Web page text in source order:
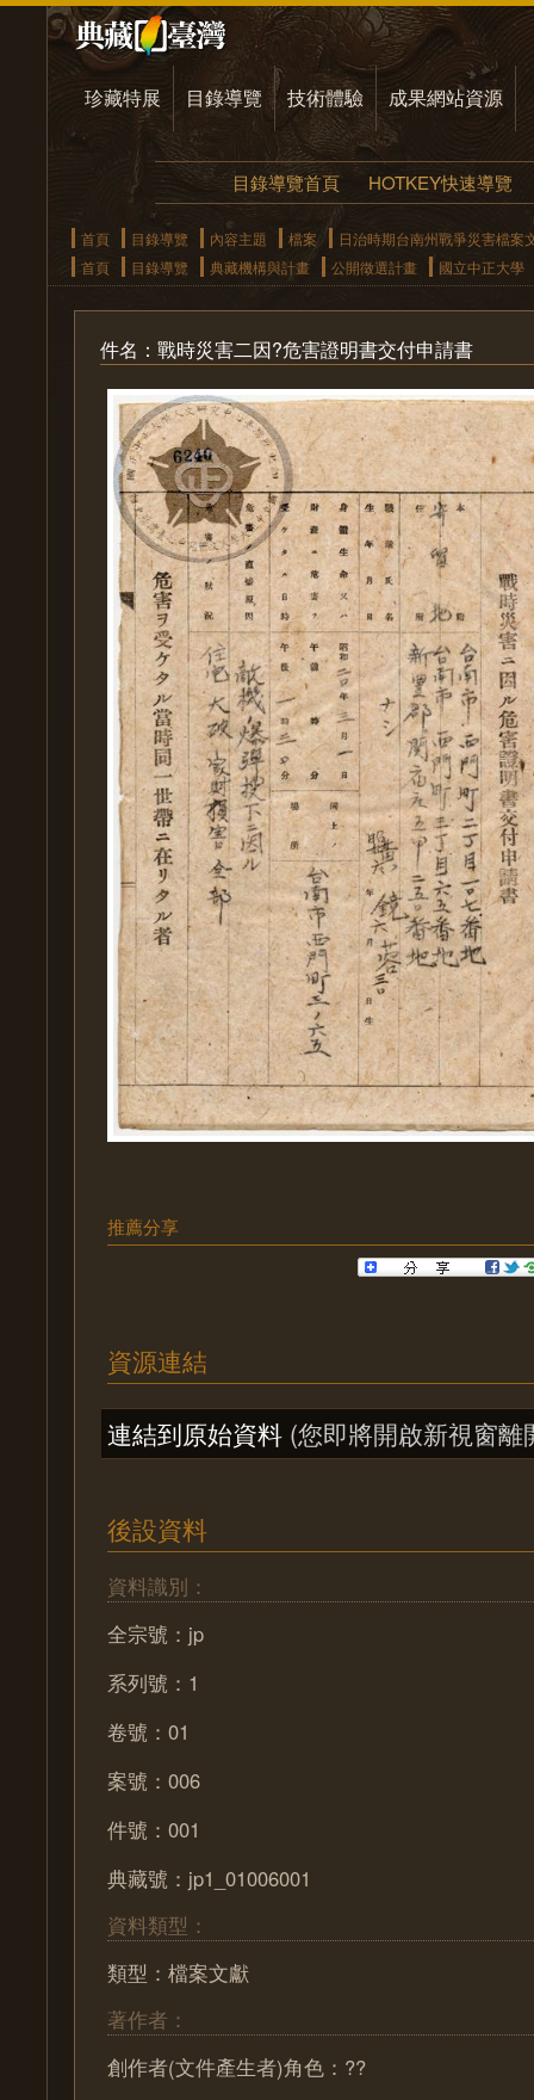
珍藏特展 目錄導覽 技術體驗 成果網站資源
目錄導覽首頁 HOTKEY快速導覽
首頁 目錄導覽 內容主題 檔案
日治時期台南州戰爭災害檔案
首頁
目錄導覽 典藏機構與計畫 公開徵選計畫 國立中正大學
件名：戰時災害二因?危害證明書交付申請書
推薦分享
資源連結
連結到原始資料 (您即將開啟新視窗離
後設資料
資料識別：
全宗號：jp
系列號：1
卷號：01
案號：006
件號：001
典藏號：jp1_01006001
資料類型：
類型：檔案文獻
著作者：
創作者(文件產生者)角色：??